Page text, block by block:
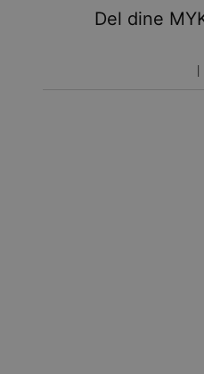
Du vil ikke blive opkrævet
Vær opmærksom på at
Del dine